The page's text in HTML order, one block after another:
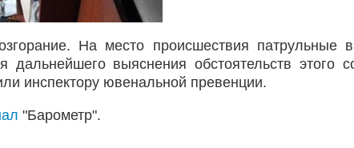
На место происшествия патрульные
дальнейшего выяснения обстоятельств этого
инспектору ювенальной превенции.
"Барометр".